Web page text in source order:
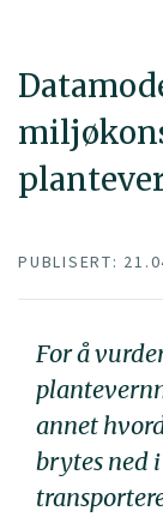
PUBLISERT:
For å
annet
brytes ned